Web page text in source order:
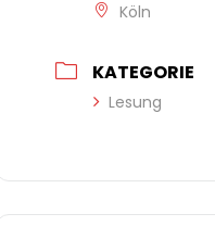
Köln
KATEGORIE
Lesung